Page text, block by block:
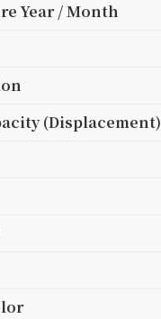
Year / Month
(Displacement)